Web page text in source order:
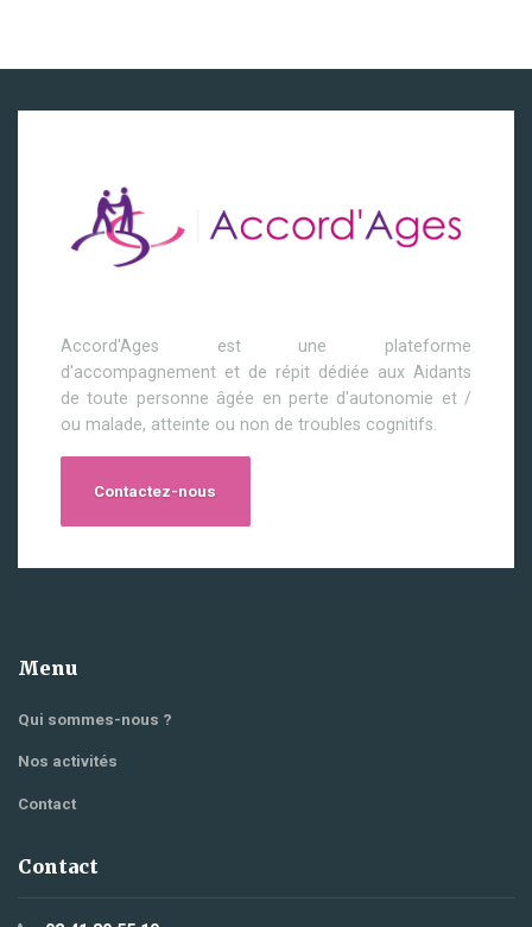
Accord'Ages est une plateforme
d'accompagnement et de répit dédiée aux Aidants
de toute personne âgée en perte d'autonomie et /
ou malade, atteinte ou non de troubles cognitifs.
Contactez-nous
Menu
Qui sommes-nous ?
Nos activités
Contact
Contact